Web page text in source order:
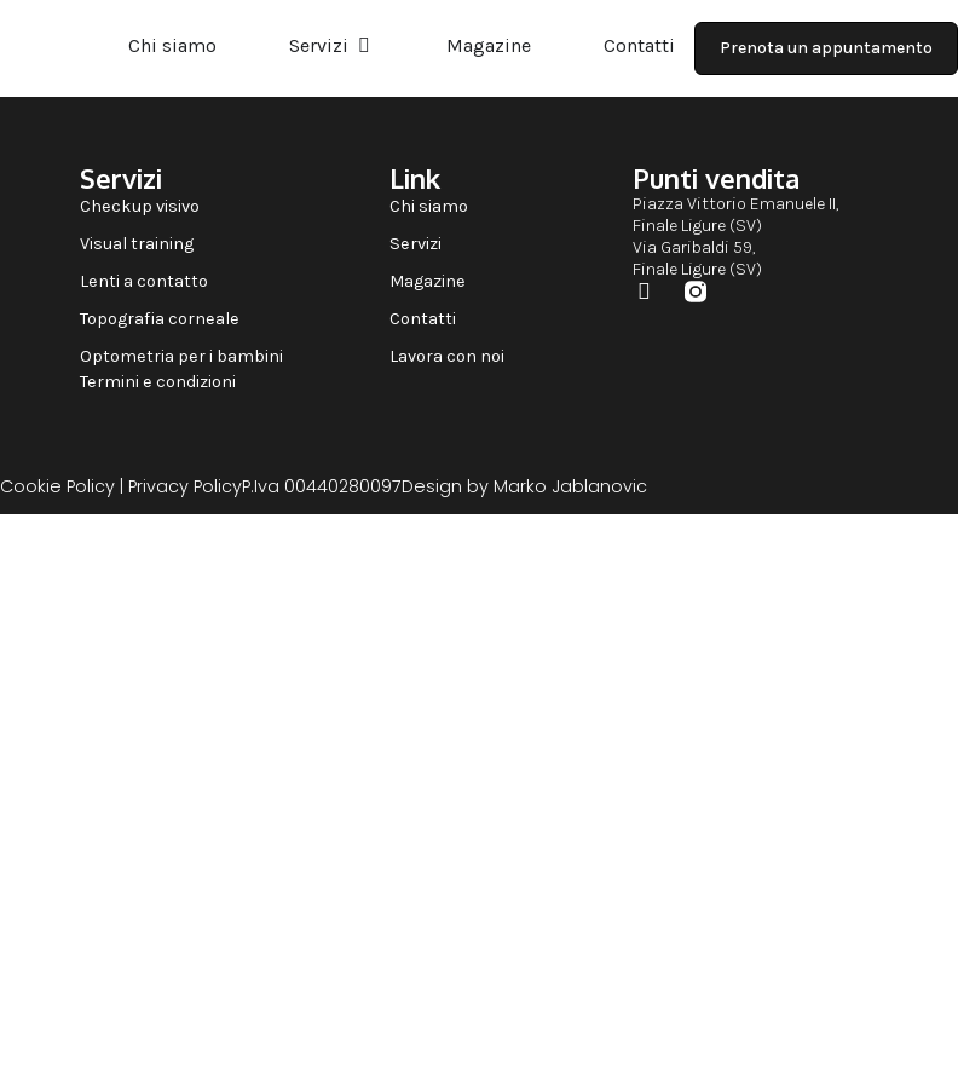
Chi siamo Servizi Magazine Contatti Prenota un appuntamento
Servizi
Checkup visivo
Visual training
Lenti a contatto
Topografia corneale
Optometria per i bambini
Termini e condizioni
Link
Chi siamo
Servizi
Magazine
Contatti
Lavora con noi
Punti vendita
Piazza Vittorio Emanuele II,
Finale Ligure (SV)
Via Garibaldi 59,
Finale Ligure (SV)
Cookie Policy | Privacy PolicyP.Iva 00440280097Design by Marko Jablanovic